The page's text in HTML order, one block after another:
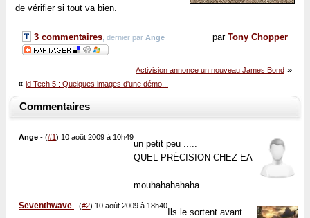
de vérifier si tout va bien.
par Tony Chopper
3 commentaires , dernier par Ange
Activision annonce un nouveau James Bond »
« id Tech 5 : Quelques images d'une démo...
Commentaires
Ange - (#1) 10 août 2009 à 10h49
un petit peu .....
QUEL PRÉCISION CHEZ EA
mouhahahahaha
Seventhwave - (#2) 10 août 2009 à 18h40
Ils le sortent avant